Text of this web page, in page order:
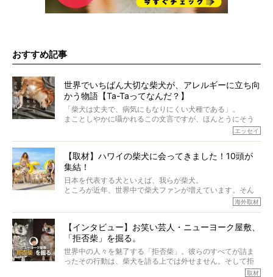
おすすめ記事
世界でいちばん大切な柴犬が、アレルギーに立ち向
かう物語【Ta-Taってなんだ？】
「柴犬は丈夫で、病気にもなりにくい犬種である」。
まことしやかに囁かれるこの文言ですが、ほんとうにそう
もちろん、犬種としての完成度がとてつもなく高い柴犬だ
でも、いざそれぞれの個体を見ていくと、丈夫で病気にも
なりにくい、とは言えないような気もするのです。
実際に「病気にならない」などということはないし、飼い
主はそのためにやるべきことがある。
今回は、柴犬に関わる方たちすべてに読んで欲しい、ある
ご本人からのレポートは、愛情たっぷりで示唆に富んだ物
語でした。
※文章はご本人の了承を得て編集しています
※画像はすべてイメージです
※この記事は個人の感想であり、効果・効能を示すものではありません
エッセイ
【取材】ハワイの柴犬に会ってきました！10頭が
集結！
日本を代表する犬といえば、我らが柴犬。
ところが近年、世界中で柴犬ファンが増えています。そん
な中「柴犬ライフ」が目をつけたのは、南の楽園ハワイ。
柴犬オーナーが多く、定期的にオフ会まで開催されている
そんな噂を聞きつけ、今回はハワイの柴犬たちを取材して
きました！
海外取材
【インタビュー】お笑い芸人・ニューヨーク屋敷、
「拒否柴」を掘る。
世界中の人々を魅了する「拒否柴」。彼らのすべてが詰ま
ったその行動は、柴犬を語る上では外せません。そして拒
否柴がここまで話題になるのは、“映える”ことも理由のひと
取材